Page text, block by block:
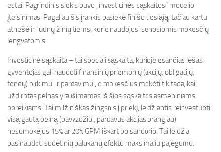
estai. Pagrindinis siekis buvo „investicinės sąskaitos“ modelio
įteisinimas. Pagaliau šis įrankis pasiekė finišo tiesiąją, tačiau kartu
atnešė ir liūdnų žinių tiems, kurie naudojosi senosiomis mokesčių
lengvatomis.
Investicinė sąskaita – tai speciali sąskaita, kurioje esančias lėšas
gyventojas gali naudoti finansinių priemonių (akcijų, obligacijų,
fondų) pirkimui ir pardavimui, o mokesčius mokėti tik tada, kai
uždirbtas pelnas yra išimamas iš šios sąskaitos asmeniniams
poreikiams. Tai milžiniškas žingsnis į priekį, leidžiantis reinvestuoti
visą gautą pelną (pavyzdžiui, pardavus akcijas brangiau)
nesumokėjus 15% ar 20% GPM iškart po sandorio. Tai leidžia
pasinaudoti sudėtinių palūkanų efektu maksimaliu pajėgumu.